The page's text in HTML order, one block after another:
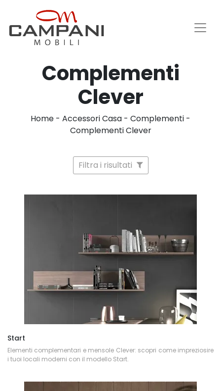
Complementi
Clever
Home - Accessori Casa - Complementi -
Complementi Clever
Filtra i risultati
Start
Elementi complementari e mensole Clever: scopri come impreziosire
i tuoi locali moderni con il modello Start.